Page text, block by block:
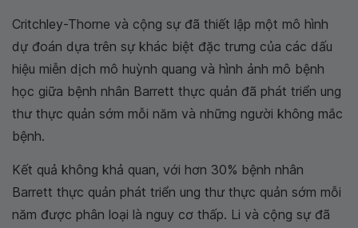
Critchley-Thorne và cộng sự đã thiết lập một mô hình
dự đoán dựa trên sự khác biệt đặc trưng của các dấu
hiệu miễn dịch mô huỳnh quang và hình ảnh mô bệnh
học giữa bệnh nhân Barrett thực quản đã phát triển ung
thư thực quản sớm mỗi năm và những người không mắc
bệnh.
Kết quả không khả quan, với hơn 30% bệnh nhân
Barrett thực quản phát triển ung thư thực quản sớm mỗi
năm được phân loại là nguy cơ thấp. Li và cộng sự đã